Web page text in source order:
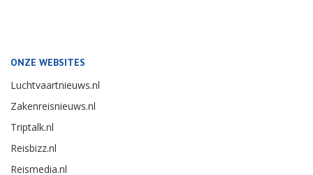
ONZE WEBSITES
Luchtvaartnieuws.nl
Zakenreisnieuws.nl
Triptalk.nl
Reisbizz.nl
Reismedia.nl